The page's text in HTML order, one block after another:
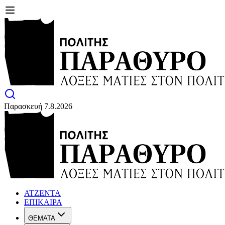
Παρασκευή 7.8.2026
ΑΤΖΕΝΤΑ
ΕΠΙΚΑΙΡΑ
ΘΕΜΑΤΑ